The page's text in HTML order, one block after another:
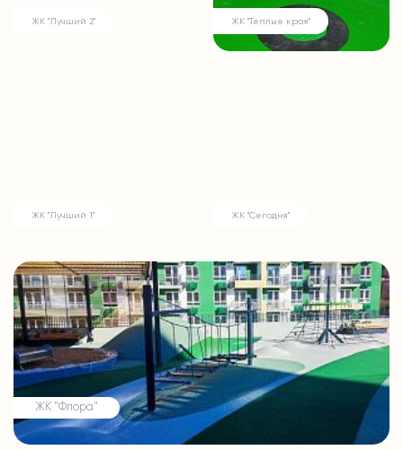
ЖК "Лучший 2" ЖК "Теплые края"
ЖК "Лучший 1" ЖК "Сегодня"
ЖК "Флора"